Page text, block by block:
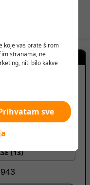
koje vas prate širom
stranama, ne
niti bilo kakve
sve
(13)